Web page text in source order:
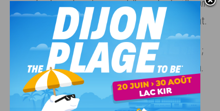
apprendre plus sur les entreprises et d’avoir plus de réflexion
sur ce que je voulais faire plus tard », ajoute un autre enfant.
Côté enseignants, la satisfaction est également présente ;
ils sont 95 % à attribuer une note de 16 / 20 à la formation.
L’intervention est pertinente et bien organisée. Il est très
important, selon moi, de sensibiliser les élèves dès